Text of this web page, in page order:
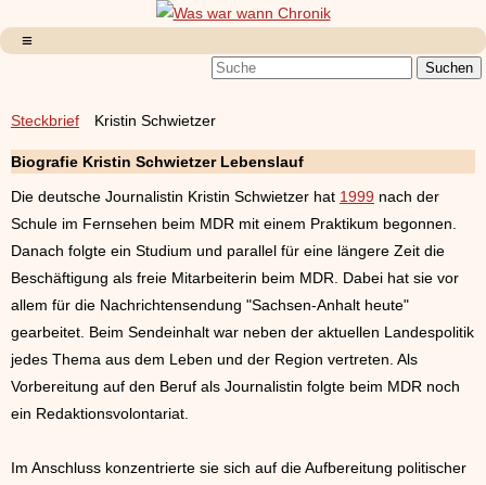
Steckbrief Kristin Schwietzer
Biografie Kristin Schwietzer Lebenslauf
Die deutsche Journalistin Kristin Schwietzer hat 1999 nach der
Schule im Fernsehen beim MDR mit einem Praktikum begonnen.
Danach folgte ein Studium und parallel für eine längere Zeit die
Beschäftigung als freie Mitarbeiterin beim MDR. Dabei hat sie vor
allem für die Nachrichtensendung "Sachsen-Anhalt heute"
gearbeitet. Beim Sendeinhalt war neben der aktuellen Landespolitik
jedes Thema aus dem Leben und der Region vertreten. Als
Vorbereitung auf den Beruf als Journalistin folgte beim MDR noch
ein Redaktionsvolontariat.
Im Anschluss konzentrierte sie sich auf die Aufbereitung politischer